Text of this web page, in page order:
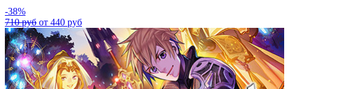
-38%
710 руб от 440 руб